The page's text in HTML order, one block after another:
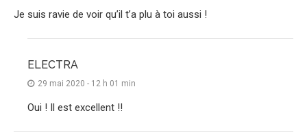
Je suis ravie de voir qu’il t’a plu à toi aussi !
ELECTRA
29 mai 2020 - 12 h 01 min
Oui ! Il est excellent !!